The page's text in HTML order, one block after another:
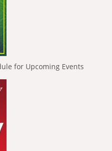
for Upcoming Events